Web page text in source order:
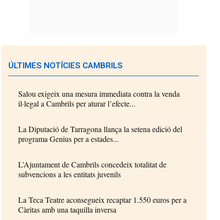
ÚLTIMES NOTÍCIES CAMBRILS
Salou exigeix una mesura immediata contra la venda
il·legal a Cambrils per aturar l’efecte...
La Diputació de Tarragona llança la setena edició del
programa Genius per a estades...
L’Ajuntament de Cambrils concedeix totalitat de
subvencions a les entitats juvenils
La Teca Teatre aconsegueix recaptar 1.550 euros per a
Càritas amb una taquilla inversa